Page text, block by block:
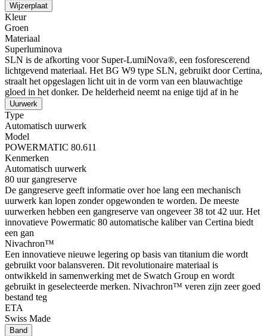
Wijzerplaat
Kleur
Groen
Materiaal
Superluminova
SLN is de afkorting voor Super-LumiNova®, een fosforescerend
lichtgevend materiaal. Het BG W9 type SLN, gebruikt door Certina,
straalt het opgeslagen licht uit in de vorm van een blauwachtige
gloed in het donker. De helderheid neemt na enige tijd af in he
Uurwerk
Type
Automatisch uurwerk
Model
POWERMATIC 80.611
Kenmerken
Automatisch uurwerk
80 uur gangreserve
De gangreserve geeft informatie over hoe lang een mechanisch
uurwerk kan lopen zonder opgewonden te worden. De meeste
uurwerken hebben een gangreserve van ongeveer 38 tot 42 uur. Het
innovatieve Powermatic 80 automatische kaliber van Certina biedt
een gan
Nivachron™
Een innovatieve nieuwe legering op basis van titanium die wordt
gebruikt voor balansveren. Dit revolutionaire materiaal is
ontwikkeld in samenwerking met de Swatch Group en wordt
gebruikt in geselecteerde merken. Nivachron™ veren zijn zeer goed
bestand teg
ETA
Swiss Made
Band